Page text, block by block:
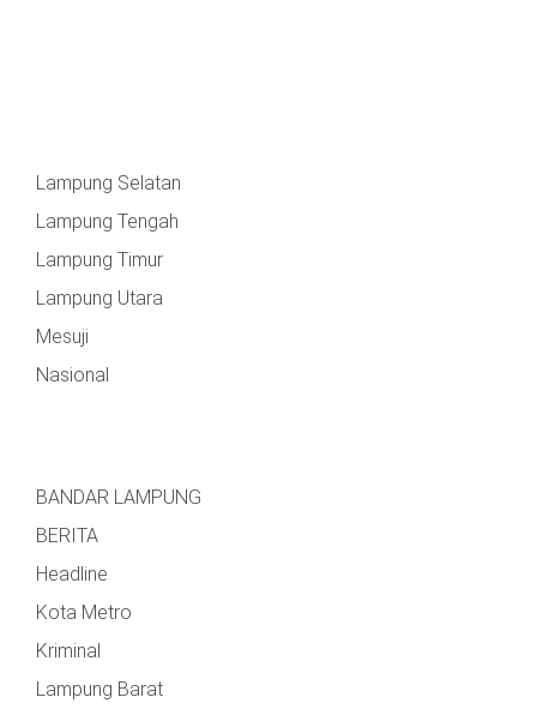
Lampung Selatan
Lampung Tengah
Lampung Timur
Lampung Utara
Mesuji
Nasional
BANDAR LAMPUNG
BERITA
Headline
Kota Metro
Kriminal
Lampung Barat